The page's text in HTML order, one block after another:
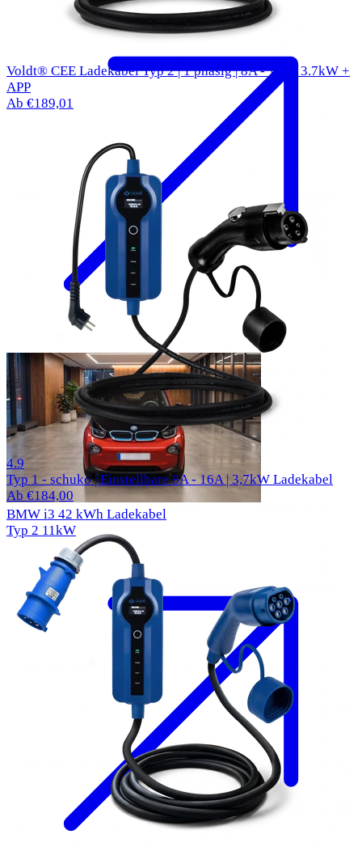
BMW i3 42 kWh Ladekabel
Typ 2 11kW
Voldt® CEE Ladekabel Typ 2 | 1 phasig | 8A - 16A | 3.7kW +
APP
Ab €189,01
4.9 57 Bewertungen
Typ 1 - schuko | Einstellbare 8A - 16A | 3,7kW Ladekabel
Ab €184,00